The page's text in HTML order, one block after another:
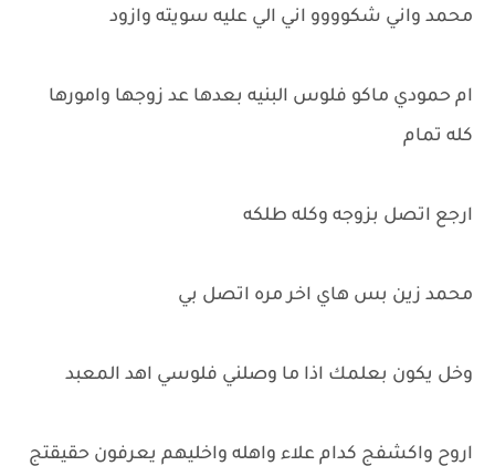
محمد واني شكوووو اني الي عليه سويته وازود
ام حمودي ماكو فلوس البنيه بعدها عد زوجها وامورها
كله تمام
ارجع اتصل بزوجه وكله طلكه
محمد زين بس هاي اخر مره اتصل بي
وخل يكون بعلمك اذا ما وصلني فلوسي اهد المعبد
اروح واكشفج كدام علاء واهله واخليهم يعرفون حقيقتج